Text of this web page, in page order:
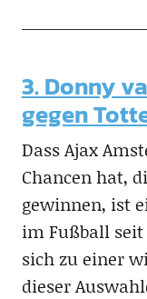
3. Donny
gegen
Dass Ajax
Chancen hat,
gewinnen, ist
im Fußball
sich zu einer
dieser